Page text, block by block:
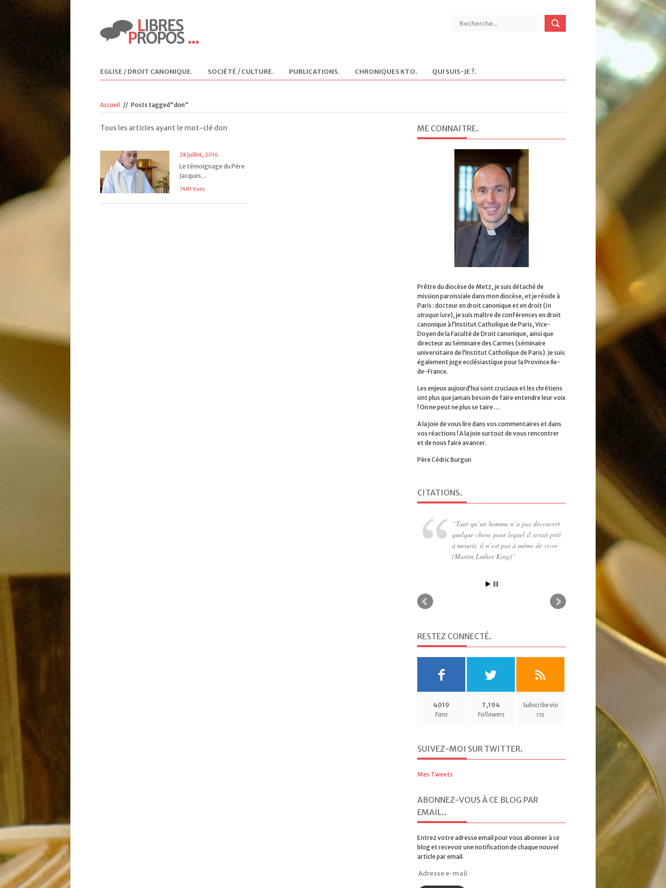
EGLISE / DROIT CANONIQUE. SOCIÉTÉ / CULTURE. PUBLICATIONS. CHRONIQUES KTO. QUI SUIS-JE ?.
Accueil // Posts tagged"don"
Tous les articles ayant le mot-clé don
28 juillet, 2016.
Le témoignage du Père
Jacques ...
7481 Vues
ME CONNAITRE.
Prêtre du diocèse de Metz, je suis détaché de
mission paroissiale dans mon diocèse, et je réside à
Paris : docteur en droit canonique et en droit (in
utroque iure), je suis maître de conférences en droit
canonique à l’Institut Catholique de Paris, Vice-
Doyen de la Faculté de Droit canonique, ainsi que
directeur au Séminaire des Carmes (séminaire
universitaire de l’Institut Catholique de Paris). Je suis
également juge ecclésiastique pour la Province Ile-
de-France.
Les enjeux aujourd’hui sont cruciaux et les chrétiens
ont plus que jamais besoin de faire entendre leur voix
! On ne peut ne plus se taire …
A la joie de vous lire dans vos commentaires et dans
vos réactions ! A la joie surtout de vous rencontrer
et de nous faire avancer.
Père Cédric Burgun
CITATIONS.
Tant qu’un homme n’a pas découvert
quelque chose pour lequel il serait prêt
à mourir, il n’est pas à même de vivre
(Martin Luther King)
RESTEZ CONNECTÉ.
4019
Fans
7,194
Followers
Subscribe via
rss
SUIVEZ-MOI SUR TWITTER.
Mes Tweets
ABONNEZ-VOUS À CE BLOG PAR
EMAIL..
Entrez votre adresse email pour vous abonner à ce
blog et recevoir une notification de chaque nouvel
article par email.
Adresse